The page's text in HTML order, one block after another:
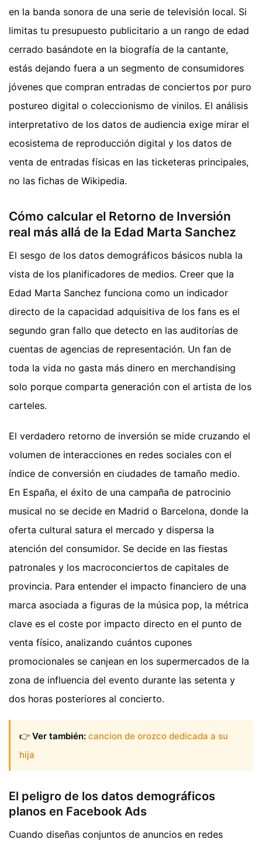
en la banda sonora de una serie de televisión local. Si
limitas tu presupuesto publicitario a un rango de edad
cerrado basándote en la biografía de la cantante,
estás dejando fuera a un segmento de consumidores
jóvenes que compran entradas de conciertos por puro
postureo digital o coleccionismo de vinilos. El análisis
interpretativo de los datos de audiencia exige mirar el
ecosistema de reproducción digital y los datos de
venta de entradas físicas en las ticketeras principales,
no las fichas de Wikipedia.
Cómo calcular el Retorno de Inversión
real más allá de la Edad Marta Sanchez
El sesgo de los datos demográficos básicos nubla la
vista de los planificadores de medios. Creer que la
Edad Marta Sanchez funciona como un indicador
directo de la capacidad adquisitiva de los fans es el
segundo gran fallo que detecto en las auditorías de
cuentas de agencias de representación. Un fan de
toda la vida no gasta más dinero en merchandising
solo porque comparta generación con el artista de los
carteles.
El verdadero retorno de inversión se mide cruzando el
volumen de interacciones en redes sociales con el
índice de conversión en ciudades de tamaño medio.
En España, el éxito de una campaña de patrocinio
musical no se decide en Madrid o Barcelona, donde la
oferta cultural satura el mercado y dispersa la
atención del consumidor. Se decide en las fiestas
patronales y los macroconciertos de capitales de
provincia. Para entender el impacto financiero de una
marca asociada a figuras de la música pop, la métrica
clave es el coste por impacto directo en el punto de
venta físico, analizando cuántos cupones
promocionales se canjean en los supermercados de la
zona de influencia del evento durante las setenta y
dos horas posteriores al concierto.
👉 Ver también: cancion de orozco dedicada a su
hija
El peligro de los datos demográficos
planos en Facebook Ads
Cuando diseñas conjuntos de anuncios en redes